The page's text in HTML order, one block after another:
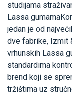
studijama
Lassa
jedan je od
dve fabrike, Izmit
vrhunskih Lassa
standardima
brend koji se
tržištima uz